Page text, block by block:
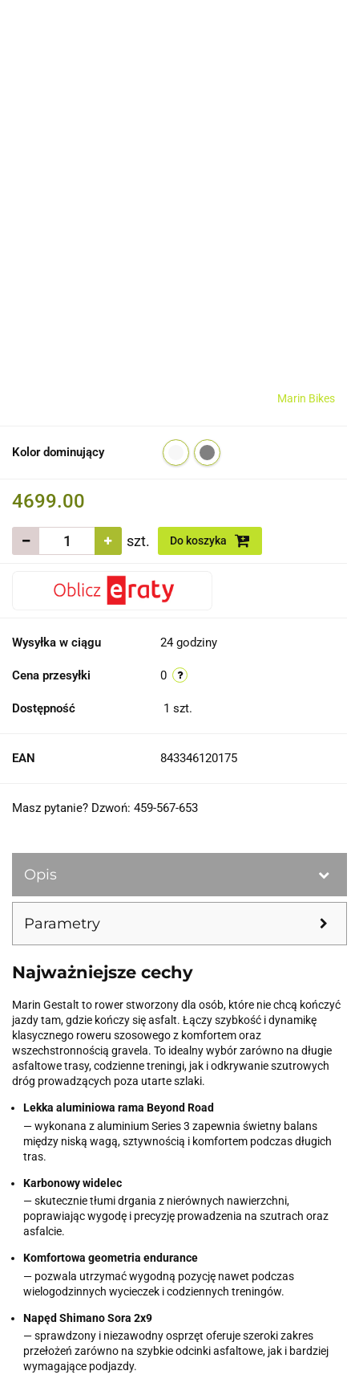
Marin Bikes
Kolor dominujący
4699.00
szt. Do koszyka
Wysyłka w ciągu 24 godziny
Cena przesyłki 0
Dostępność 1 szt.
EAN 843346120175
Masz pytanie? Dzwoń: 459-567-653
Opis
Parametry
Najważniejsze cechy
Marin Gestalt to rower stworzony dla osób, które nie chcą kończyć
jazdy tam, gdzie kończy się asfalt. Łączy szybkość i dynamikę
klasycznego roweru szosowego z komfortem oraz
wszechstronnością gravela. To idealny wybór zarówno na długie
asfaltowe trasy, codzienne treningi, jak i odkrywanie szutrowych
dróg prowadzących poza utarte szlaki.
Lekka aluminiowa rama Beyond Road
— wykonana z aluminium Series 3 zapewnia świetny balans
między niską wagą, sztywnością i komfortem podczas długich
tras.
Karbonowy widelec
— skutecznie tłumi drgania z nierównych nawierzchni,
poprawiając wygodę i precyzję prowadzenia na szutrach oraz
asfalcie.
Komfortowa geometria endurance
— pozwala utrzymać wygodną pozycję nawet podczas
wielogodzinnych wycieczek i codziennych treningów.
Napęd Shimano Sora 2x9
— sprawdzony i niezawodny osprzęt oferuje szeroki zakres
przełożeń zarówno na szybkie odcinki asfaltowe, jak i bardziej
wymagające podjazdy.